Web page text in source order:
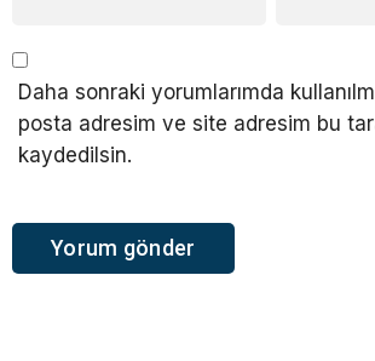
Daha sonraki yorumlarımda
posta adresim ve site adresim bu
kaydedilsin.